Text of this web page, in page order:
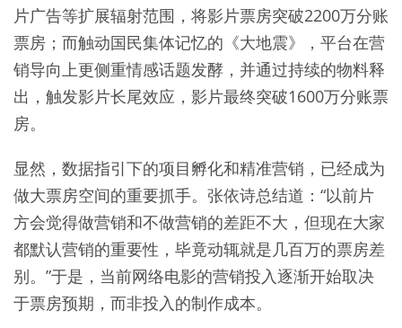
片广告等扩展辐射范围，将影片票房突破2200万分账
票房；而触动国民集体记忆的《大地震》，平台在营
销导向上更侧重情感话题发酵，并通过持续的物料释
出，触发影片长尾效应，影片最终突破1600万分账票
房。
显然，数据指引下的项目孵化和精准营销，已经成为
做大票房空间的重要抓手。张依诗总结道：“以前片
方会觉得做营销和不做营销的差距不大，但现在大家
都默认营销的重要性，毕竟动辄就是几百万的票房差
别。”于是，当前网络电影的营销投入逐渐开始取决
于票房预期，而非投入的制作成本。